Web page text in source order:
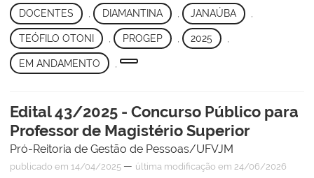
DOCENTES , DIAMANTINA , JANAÚBA ,
TEÓFILO OTONI PROGEP 2025
EM ANDAMENTO
Edital 43/2025 - Concurso Público para
Professor de Magistério Superior
Pró-Reitoria de Gestão de Pessoas/UFVJM
publicado em 14/04/2025 — última modificação em 24/06/2026